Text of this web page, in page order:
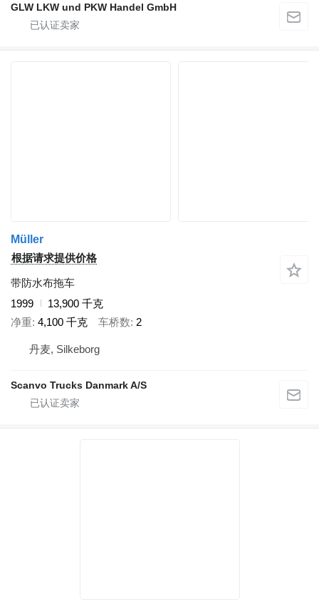
GLW LKW und PKW Handel GmbH
Müller
根据请求提供价格
带防水布拖车
1999
13,900 千克
净重 4,100 千克 车桥数 2
丹麦, Silkeborg
Scanvo Trucks Danmark A/S